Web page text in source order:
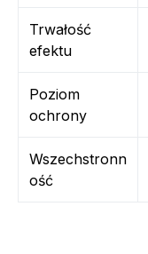
Trwałość
efektu
Poziom
ochrony
Wszechstronn
ość